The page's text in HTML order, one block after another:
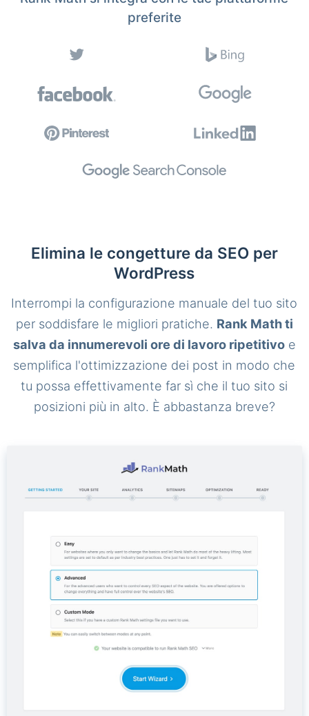
preferite
Elimina le congetture da SEO per
WordPress
Interrompi la configurazione manuale del tuo sito
per soddisfare le migliori pratiche. Rank Math ti
salva da innumerevoli ore di lavoro ripetitivoe
semplifica l'ottimizzazione dei post in modo che
tu possa effettivamente far sì che il tuo sito si
posizioni più in alto. È abbastanza breve?